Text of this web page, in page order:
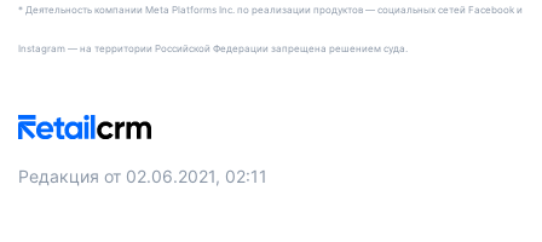
* Деятельность компании Meta Platforms Inc. по реализации продуктов — социальных сетей Facebook и
Instagram — на территории Российской Федерации запрещена решением суда.
Редакция от 02.06.2021, 02:11